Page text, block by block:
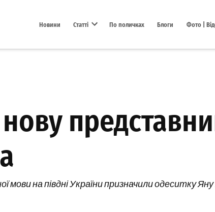
Новини Статті По поличках Блоги Фото |
на півдні України призначили одеситку Яну